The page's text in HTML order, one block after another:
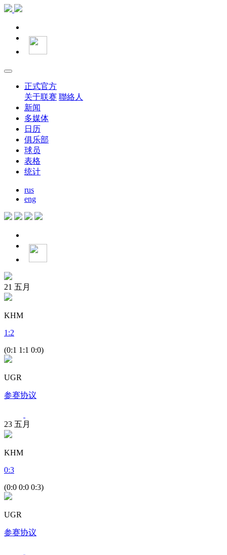
正式官方
关于联赛 聯絡人
新闻
多媒体
日历
俱乐部
球员
表格
统计
rus
eng
21 五月
KHM
1 :2
(0:1 1:1 0:0)
UGR
参赛协议
23 五月
KHM
0:3
(0:0 0:0 0:3)
UGR
参赛协议